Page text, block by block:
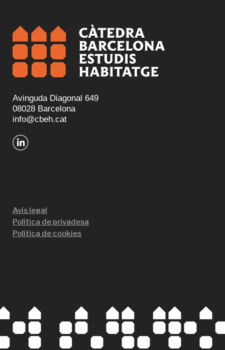
Avinguda Diagonal 649
08028 Barcelona
info@cbeh.cat
Avís legal
Política de privadesa
Política de cookies